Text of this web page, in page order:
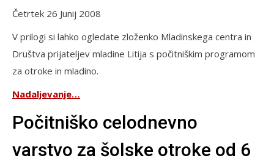
Četrtek 26 Junij 2008
V prilogi si lahko ogledate zloženko Mladinskega centra in
Društva prijateljev mladine Litija s počitniškim programom
za otroke in mladino.
Nadaljevanje…
Počitniško celodnevno
varstvo za šolske otroke od 6